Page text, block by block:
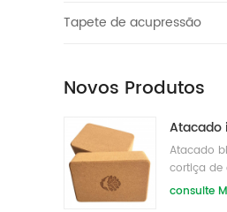
Tapete de acupressão
Novos Produtos
Atacado
cortiça de
consulte